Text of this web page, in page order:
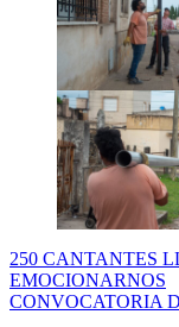
Navegación
de
250 CANTANTES
EMOCIONARNOS
CONVOCATORIA